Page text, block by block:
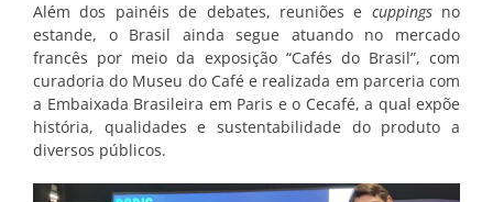
Além dos painéis de debates, reuniões e cuppingsno
estande, o Brasil ainda segue atuando no mercado
francês por meio da exposição “Cafés do Brasil”, com
curadoria do Museu do Café e realizada em parceria com
a Embaixada Brasileira em Paris e o Cecafé, a qual expõe
história, qualidades e sustentabilidade do produto a
diversos públicos.